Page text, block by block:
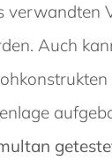
verwandten
Auch